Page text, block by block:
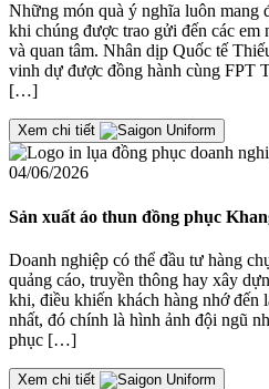
Những món quà ý nghĩa luôn mang
khi chúng được trao gửi đến các em
và quan tâm. Nhân dịp Quốc tế
vinh dự được đồng hành cùng FPT
[…]
Xem chi tiết
04/06/2026
Sản xuất áo thun đồng phục
Doanh nghiệp có thể đầu tư hàng
quảng cáo, truyền thông hay xây
khi, điều khiến khách hàng nhớ đến
nhất, đó chính là hình ảnh đội ngũ
phục […]
Xem chi tiết